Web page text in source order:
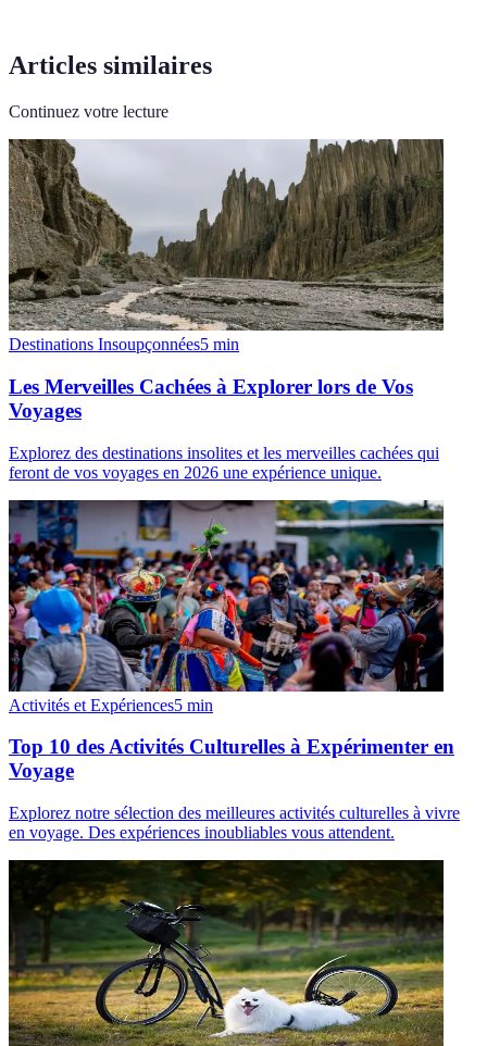
Articles similaires
Continuez votre lecture
Destinations Insoupçonnées5 min
Les Merveilles Cachées à Explorer lors de Vos
Voyages
Explorez des destinations insolites et les merveilles cachées qui
feront de vos voyages en 2026 une expérience unique.
Activités et Expériences5 min
Top 10 des Activités Culturelles à Expérimenter en
Voyage
Explorez notre sélection des meilleures activités culturelles à vivre
en voyage. Des expériences inoubliables vous attendent.